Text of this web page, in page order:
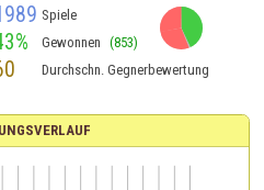
Spiele
Gewonnen (853)
Durchschn. Gegnerbewertung